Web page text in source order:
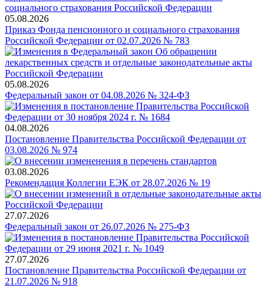
05.08.2026
Приказ Фонда пенсионного и социального страхования
Российской Федерации от 02.07.2026 № 783
05.08.2026
Федеральный закон от 04.08.2026 № 324-ФЗ
04.08.2026
Постановление Правительства Российской Федерации от
03.08.2026 № 974
03.08.2026
Рекомендация Коллегии ЕЭК от 28.07.2026 № 19
27.07.2026
Федеральный закон от 26.07.2026 № 275-ФЗ
27.07.2026
Постановление Правительства Российской Федерации от
21.07.2026 № 918